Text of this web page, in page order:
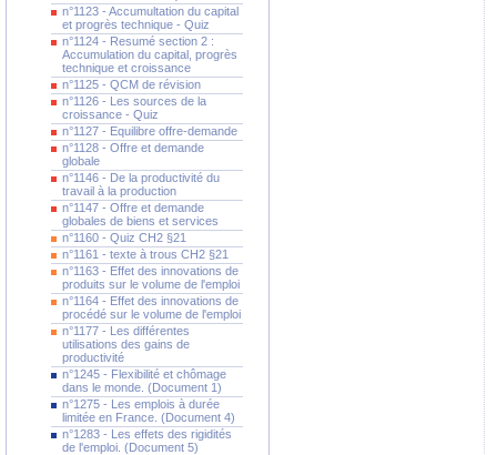
n°1123 - Accumultation du capital
et progrès technique - Quiz
n°1124 - Resumé section 2 :
Accumulation du capital, progrès
technique et croissance
n°1125 - QCM de révision
n°1126 - Les sources de la
croissance - Quiz
n°1127 - Equilibre offre-demande
n°1128 - Offre et demande
globale
n°1146 - De la productivité du
travail à la production
n°1147 - Offre et demande
globales de biens et services
n°1160 - Quiz CH2 §21
n°1161 - texte à trous CH2 §21
n°1163 - Effet des innovations de
produits sur le volume de l'emploi
n°1164 - Effet des innovations de
procédé sur le volume de l'emploi
n°1177 - Les différentes
utilisations des gains de
productivité
n°1245 - Flexibilité et chômage
dans le monde. (Document 1)
n°1275 - Les emplois à durée
limitée en France. (Document 4)
n°1283 - Les effets des rigidités
de l'emploi. (Document 5)